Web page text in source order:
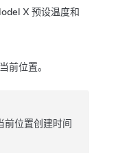
X 预设温度和
前位置。
前位置创建时间